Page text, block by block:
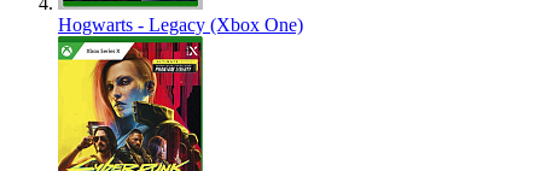
Hogwarts - Legacy (Xbox One)